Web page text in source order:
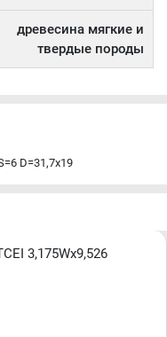
древесина мягкие и
твердые породы
D=31,7x19
3,175Wx9,526